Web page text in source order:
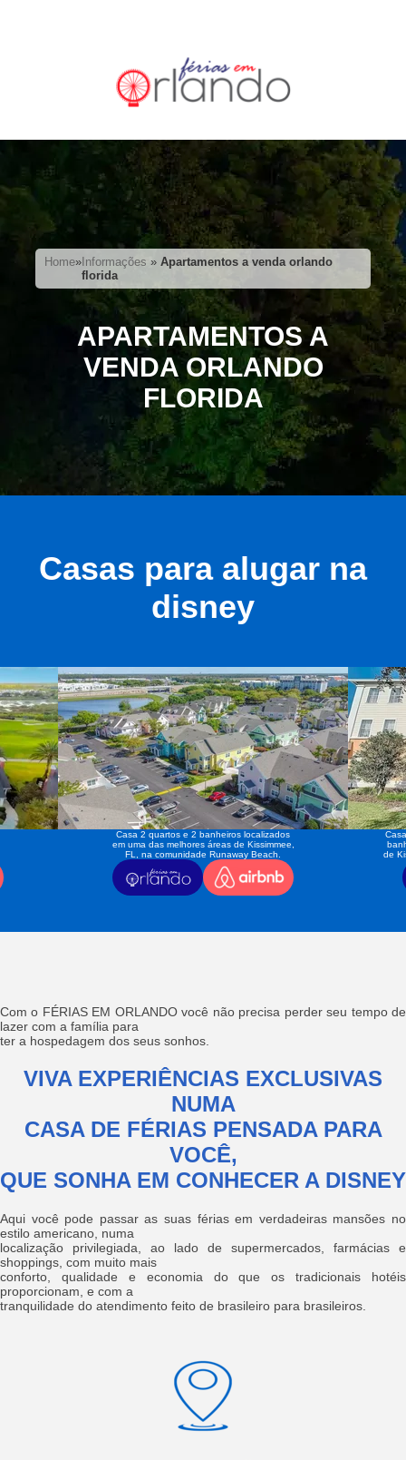
Home» Informações »Apartamentos a venda orlando
florida
APARTAMENTOS A
VENDA ORLANDO
FLORIDA
Casas para alugar na
disney
Casa 2 quartos e 2 banheiros localizados
em uma das melhores áreas de Kissimmee,
FL, na comunidade Runaway Beach.
de
Com o FÉRIAS EM ORLANDO você não precisa perder seu tempo de
lazer com a família para
ter a hospedagem dos seus sonhos.
VIVA EXPERIÊNCIAS EXCLUSIVAS
NUMA
CASA DE FÉRIAS PENSADA PARA
VOCÊ,
QUE SONHA EM CONHECER A DISNEY
Aqui você pode passar as suas férias em verdadeiras mansões no
estilo americano, numa
localização privilegiada, ao lado de supermercados, farmácias e
shoppings, com muito mais
conforto, qualidade e economia do que os tradicionais hotéis
proporcionam, e com a
tranquilidade do atendimento feito de brasileiro para brasileiros.